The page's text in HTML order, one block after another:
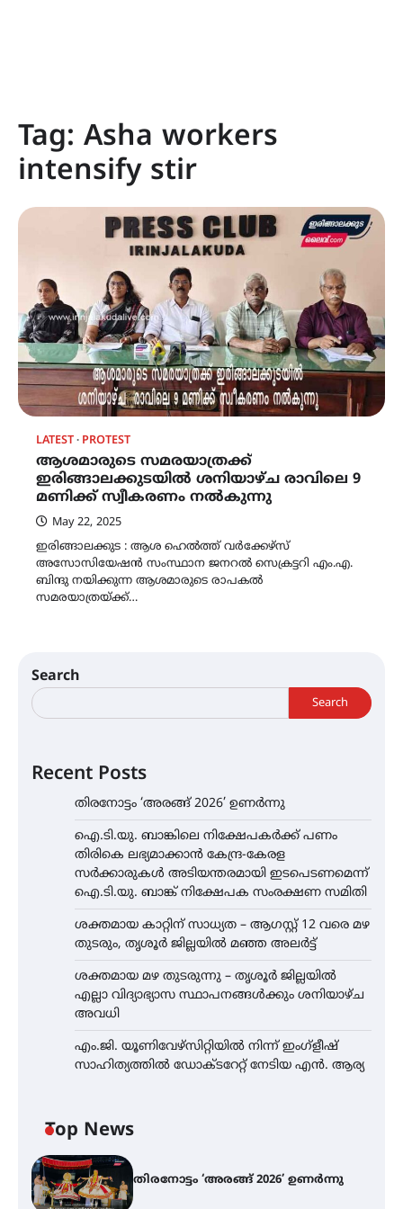
Tag: Asha workers
intensify stir
LATEST PROTEST
ആശമാരുടെ സമരയാത്രക്ക്
ഇരിങ്ങാലക്കുടയിൽ ശനിയാഴ്ച രാവിലെ 9
മണിക്ക് സ്വീകരണം നൽകുന്നു
May 22, 2025
ഇരിങ്ങാലക്കുട : ആശ ഹെൽത്ത് വർക്കേഴ്‌സ്
അസോസിയേഷൻ സംസ്ഥാന ജനറൽ സെക്രട്ടറി എം.എ.
ബിന്ദു നയിക്കുന്ന ആശമാരുടെ രാപകൽ
സമരയാത്രയ്ക്ക്…
Search
Search
Recent Posts
തിരനോട്ടം ‘അരങ്ങ് 2026’ ഉണർന്നു
ഐ.ടി.യു. ബാങ്കിലെ നിക്ഷേപകർക്ക് പണം
തിരികെ ലഭ്യമാക്കാൻ കേന്ദ്ര-കേരള
സർക്കാരുകൾ അടിയന്തരമായി ഇടപെടണമെന്ന്
ഐ.ടി.യു. ബാങ്ക് നിക്ഷേപക സംരക്ഷണ സമിതി
ശക്തമായ കാറ്റിന് സാധ്യത – ആഗസ്റ്റ് 12 വരെ മഴ
തുടരും, തൃശൂർ ജില്ലയിൽ മഞ്ഞ അലർട്ട്
ശക്തമായ മഴ തുടരുന്നു – തൃശൂർ ജില്ലയിൽ
എല്ലാ വിദ്യാഭ്യാസ സ്ഥാപനങ്ങൾക്കും ശനിയാഴ്ച
അവധി
എം.ജി. യൂണിവേഴ്‌സിറ്റിയിൽ നിന്ന് ഇംഗ്ളീഷ്
സാഹിത്യത്തിൽ ഡോക്ടറേറ്റ് നേടിയ എൻ. ആര്യ
Top News
തിരനോട്ടം ‘അരങ്ങ് 2026’ ഉണർന്നു